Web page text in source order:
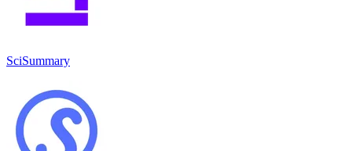
SciSummary